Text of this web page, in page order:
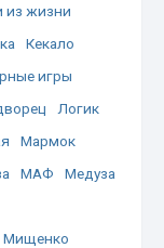
из жизни
Кекало
игры
Логик
Мармок
МАФ
Медуза
Мищенко